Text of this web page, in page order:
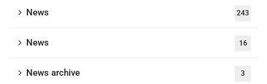
News 243
News 16
News archive 3